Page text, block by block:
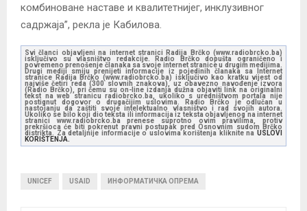
комбиноване наставе и квалитетнијег, инклузивног
садржаја”, рекла је Кабилова.
Svi članci objavljeni na internet stranici Radija Brčko (www.radiobrcko.ba)
isključivo su vlasništvo redakcije. Radio Brčko dopušta ograničeno i
povremeno prenošenje članaka sa svoje internet stranice u drugim medijima.
Drugi mediji smiju prenijeti informacije iz pojedinih članaka sa Internet
stranice Radija Brčko (www.radiobrcko.ba) isključivo kao kratku vijest od
najviše četiri reda (300 slovnih znakova), uz obavezno navođenje izvora
(Radio Brčko), pri čemu su on-line izdanja dužna objaviti link na originalni
tekst na web stranicu radiobrcko.ba, ukoliko s uredništvom portala nije
postignut dogovor o drugačijim uslovima. Radio Brčko je odlučan u
nastojanju da zaštiti svoje intelektualno vlasništvo i rad svojih autora.
Ukoliko se bilo koji dio teksta ili informacija iz teksta objavljenog na internet
stranici www.radiobrcko.ba prenese suprotno ovim pravilima, protiv
prekršioca će biti pokrenut pravni postupak pred Osnovnim sudom Brčko
distrikta. Za detaljnije informacije o uslovima korištenja kliknite na USLOVI
KORIŠTENJA.
UNICEF USAID ИНФОРМАТИЧКА ОПРЕМА